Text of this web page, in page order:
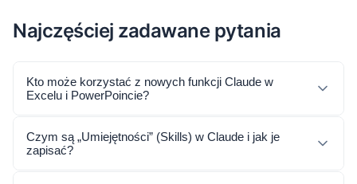
Najczęściej zadawane pytania
Kto może korzystać z nowych funkcji Claude w
Excelu i PowerPoincie?
Czym są „Umiejętności” (Skills) w Claude i jak je
zapisać?